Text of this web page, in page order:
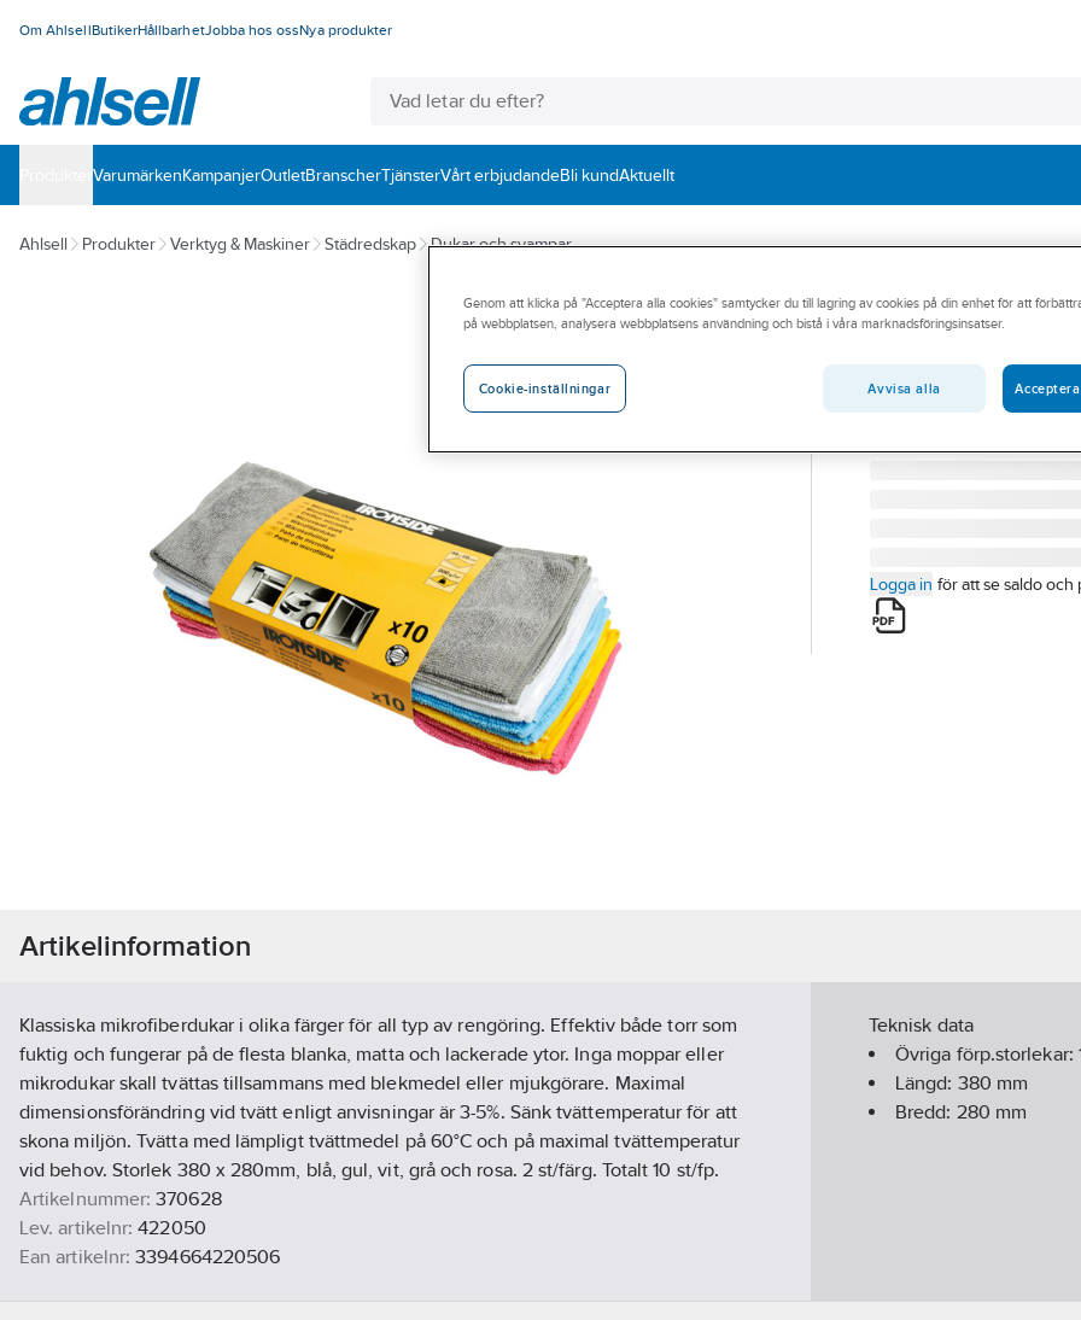
Om AhlsellButikerHållbarhetJobba hos ossNya produkter
VarumärkenKampanjerOutletBranscherTjänsterVårt erbjudandeBli kundAktuellt
Ahlsell Produkter Verktyg & Maskiner Städredskap Dukar och svampar
IRONSIDE
Mikrofiberduk
MICROFIBERDUK
Artikelnummer:
370628
422050
Logga in för att se saldo och
Artikelinformation
Klassiska mikrofiberdukar i olika färger för all typ av rengöring. Effektiv både torr som
fuktig och fungerar på de flesta blanka, matta och lackerade ytor. Inga moppar eller
mikrodukar skall tvättas tillsammans med blekmedel eller mjukgörare. Maximal
dimensionsförändring vid tvätt enligt anvisningar är 3-5%. Sänk tvättemperatur för att
skona miljön. Tvätta med lämpligt tvättmedel på 60°C och på maximal tvättemperatur
vid behov. Storlek 380 x 280mm, blå, gul, vit, grå och rosa. 2 st/färg. Totalt 10 st/fp.
Artikelnummer: 370628
Lev. artikelnr: 422050
Ean artikelnr: 3394664220506
Teknisk data
Övriga förp.storlekar:
Längd: 380 mm
Bredd: 280 mm
Genom att klicka på "Acceptera alla cookies" samtycker du till lagring av cookies på din enhet för att
på webbplatsen, analysera webbplatsens användning och bistå i våra marknadsföringsinsatser.
Cookie-inställningar Avvisa alla